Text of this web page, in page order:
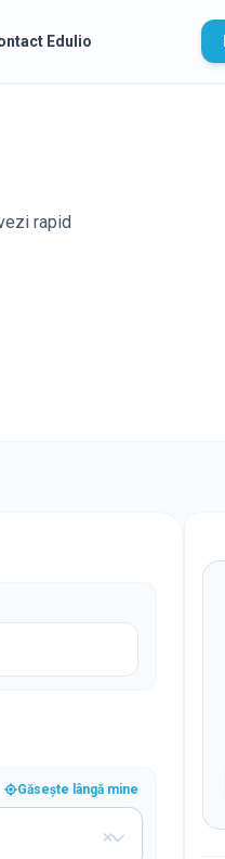
Edulio
rapid
Găsește lângă mine